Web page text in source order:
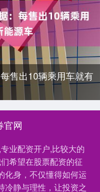
售出10辆乘用车就有
官网
业配资开户,比较大的
希望在股票配资的征
化身，不仅懂得如何运
冷静与理性，让投资之